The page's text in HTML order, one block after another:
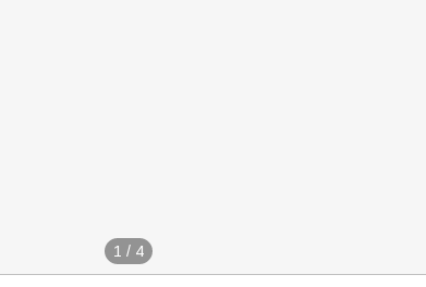
1 / 4